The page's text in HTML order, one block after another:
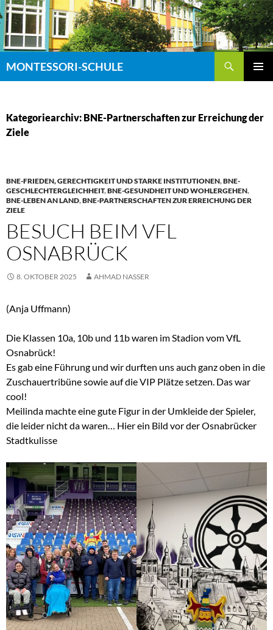
Zum
Inhalt
springen
MONTESSORI-SCHULE
Kategoriearchiv: BNE-Partnerschaften zur Erreichung der
Ziele
BNE-FRIEDEN, GERECHTIGKEIT UND STARKE INSTITUTIONEN,BNE-
GESCHLECHTERGLEICHHEIT,BNE-GESUNDHEIT UND WOHLERGEHEN,
BNE-LEBEN AN LAND,BNE-PARTNERSCHAFTEN ZUR ERREICHUNG DER
ZIELE
BESUCH BEIM VFL
OSNABRÜCK
8. OKTOBER 2025 AHMAD NASSER
(Anja Uffmann)
Die Klassen 10a, 10b und 11b waren im Stadion vom VfL
Osnabrück!
Es gab eine Führung und wir durften uns auch ganz oben in die
Zuschauertribüne sowie auf die VIP Plätze setzen. Das war
cool!
Meilinda machte eine gute Figur in der Umkleide der Spieler,
die leider nicht da waren… Hier ein Bild vor der Osnabrücker
Stadtkulisse